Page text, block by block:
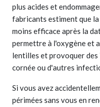
plus acides et
fabricants estiment que
moins efficace après la
permettre à l'oxygène et
lentilles et provoquer
cornée ou d'autres
Si vous avez
périmées sans vous en